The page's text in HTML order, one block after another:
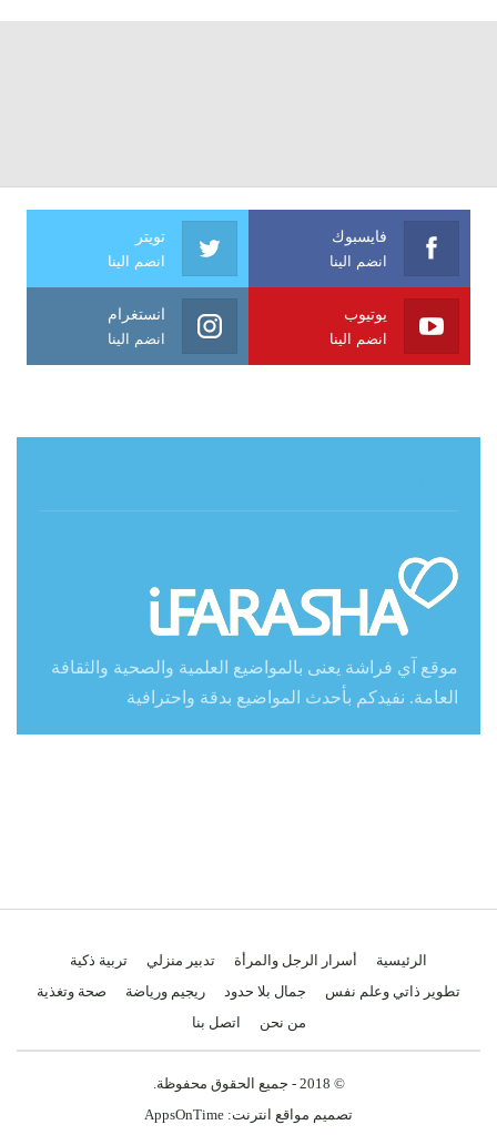
فايسبوك
انضم الينا
تويتر
انضم الينا
يوتيوب
انضم الينا
انستغرام
انضم الينا
موقع آي فراشة يعنى بالمواضيع العلمية والصحية والثقافة
العامة. نفيدكم بأحدث المواضيع بدقة واحترافية
الرئيسية أسرار الرجل والمرأة تدبير منزلي
تربية ذكية
تطوير ذاتي وعلم نفس
جمال بلا حدود ريجيم ورياضة
صحة وتغذية
من نحن
اتصل بنا
© 2018 - جميع الحقوق محفوظة.
تصميم مواقع انترنت: AppsOnTime